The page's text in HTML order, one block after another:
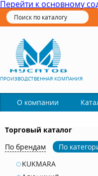
Перейти к основному
ПРОИЗВОДСТВЕННАЯ КОМПАНИЯ
О компании
Торговый каталог
По брендам
По
KUKMARA